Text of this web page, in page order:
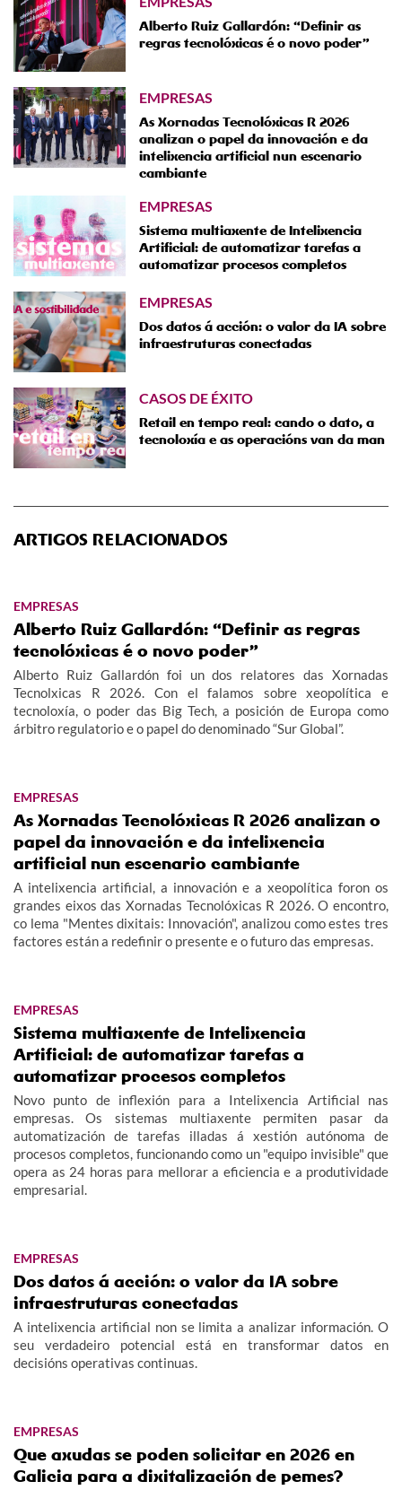
Alberto Ruiz Gallardón: “Definir as
regras tecnolóxicas é o novo poder”
EMPRESAS
As Xornadas Tecnolóxicas R 2026
analizan o papel da innovación e da
intelixencia artificial nun escenario
cambiante
EMPRESAS
Sistema multiaxente de Intelixencia
Artificial: de automatizar tarefas a
automatizar procesos completos
EMPRESAS
Dos datos á acción: o valor da IA sobre
infraestruturas conectadas
CASOS DE ÉXITO
Retail en tempo real: cando o dato, a
tecnoloxía e as operacións van da man
ARTIGOS RELACIONADOS
EMPRESAS
Alberto Ruiz Gallardón: “Definir as regras
tecnolóxicas é o novo poder”
Alberto Ruiz Gallardón foi un dos relatores das Xornadas
Tecnolxicas R 2026. Con el falamos sobre xeopolítica e
tecnoloxía, o poder das Big Tech, a posición de Europa como
árbitro regulatorio e o papel do denominado “Sur Global”.
EMPRESAS
As Xornadas Tecnolóxicas R 2026 analizan o
papel da innovación e da intelixencia
artificial nun escenario cambiante
A intelixencia artificial, a innovación e a xeopolítica foron os
grandes eixos das Xornadas Tecnolóxicas R 2026. O encontro,
co lema "Mentes dixitais: Innovación", analizou como estes tres
factores están a redefinir o presente e o futuro das empresas.
EMPRESAS
Sistema multiaxente de Intelixencia
Artificial: de automatizar tarefas a
automatizar procesos completos
Novo punto de inflexión para a Intelixencia Artificial nas
empresas. Os sistemas multiaxente permiten pasar da
automatización de tarefas illadas á xestión autónoma de
procesos completos, funcionando como un "equipo invisible" que
opera as 24 horas para mellorar a eficiencia e a produtividade
empresarial.
EMPRESAS
Dos datos á acción: o valor da IA sobre
infraestruturas conectadas
A intelixencia artificial non se limita a analizar información. O
seu verdadeiro potencial está en transformar datos en
decisións operativas continuas.
EMPRESAS
Que axudas se poden solicitar en 2026 en
Galicia para a dixitalización de pemes?